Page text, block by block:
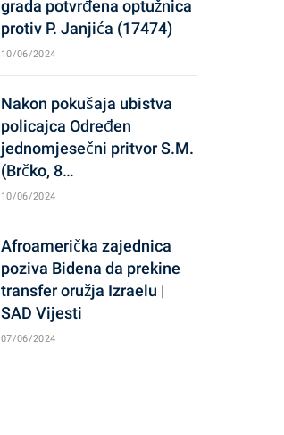
grada potvrđena optužnica
protiv P. Janjića (17474)
10/06/2024
Nakon pokušaja ubistva
policajca Određen
jednomjesečni pritvor S.M.
(Brčko, 8…
10/06/2024
Afroamerička zajednica
poziva Bidena da prekine
transfer oružja Izraelu |
SAD Vijesti
07/06/2024